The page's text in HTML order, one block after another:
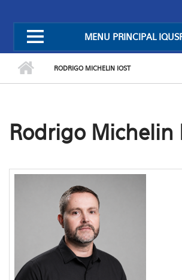
MENU PRINCIPAL
RODRIGO MICHELIN IOST
Rodrigo Michelin